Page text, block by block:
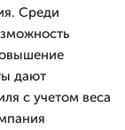
Среди
дают
с учетом веса